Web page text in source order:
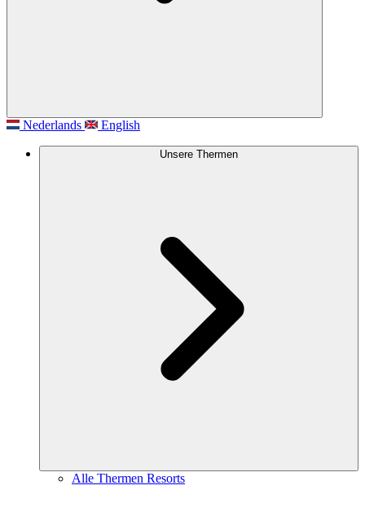
Nederlands English
Unsere Thermen
Alle Thermen Resorts